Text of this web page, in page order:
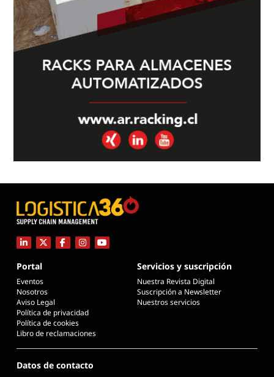
Portal
Eventos
Nosotros
Aviso Legal
Política de privacidad
Política de cookies
Libro de reclamaciones
Servicios y suscripción
Nuestra Revista Digital
Suscripción a Newsletter
Nuestros servicios
Datos de contacto